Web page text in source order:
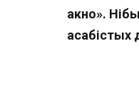
акно».
асабістых